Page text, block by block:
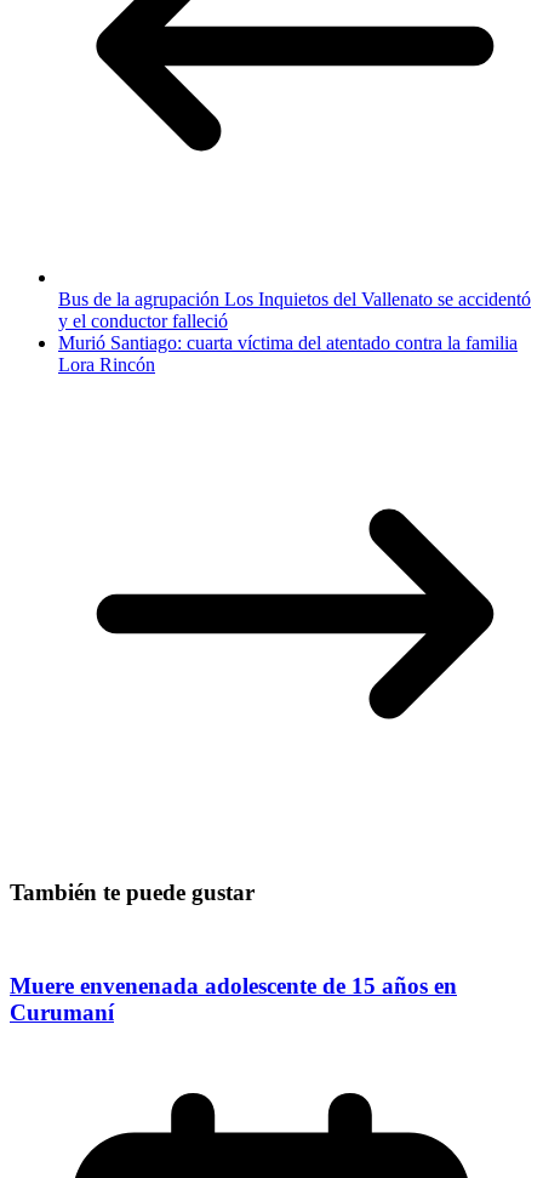
Bus de la agrupación Los Inquietos del Vallenato se accidentó
y el conductor falleció
Murió Santiago: cuarta víctima del atentado contra la familia
Lora Rincón
También te puede gustar
Muere envenenada adolescente de 15 años en
Curumaní